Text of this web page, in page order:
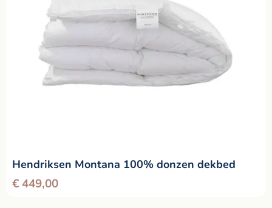
Hendriksen Montana 100% donzen dekbed
€449,00